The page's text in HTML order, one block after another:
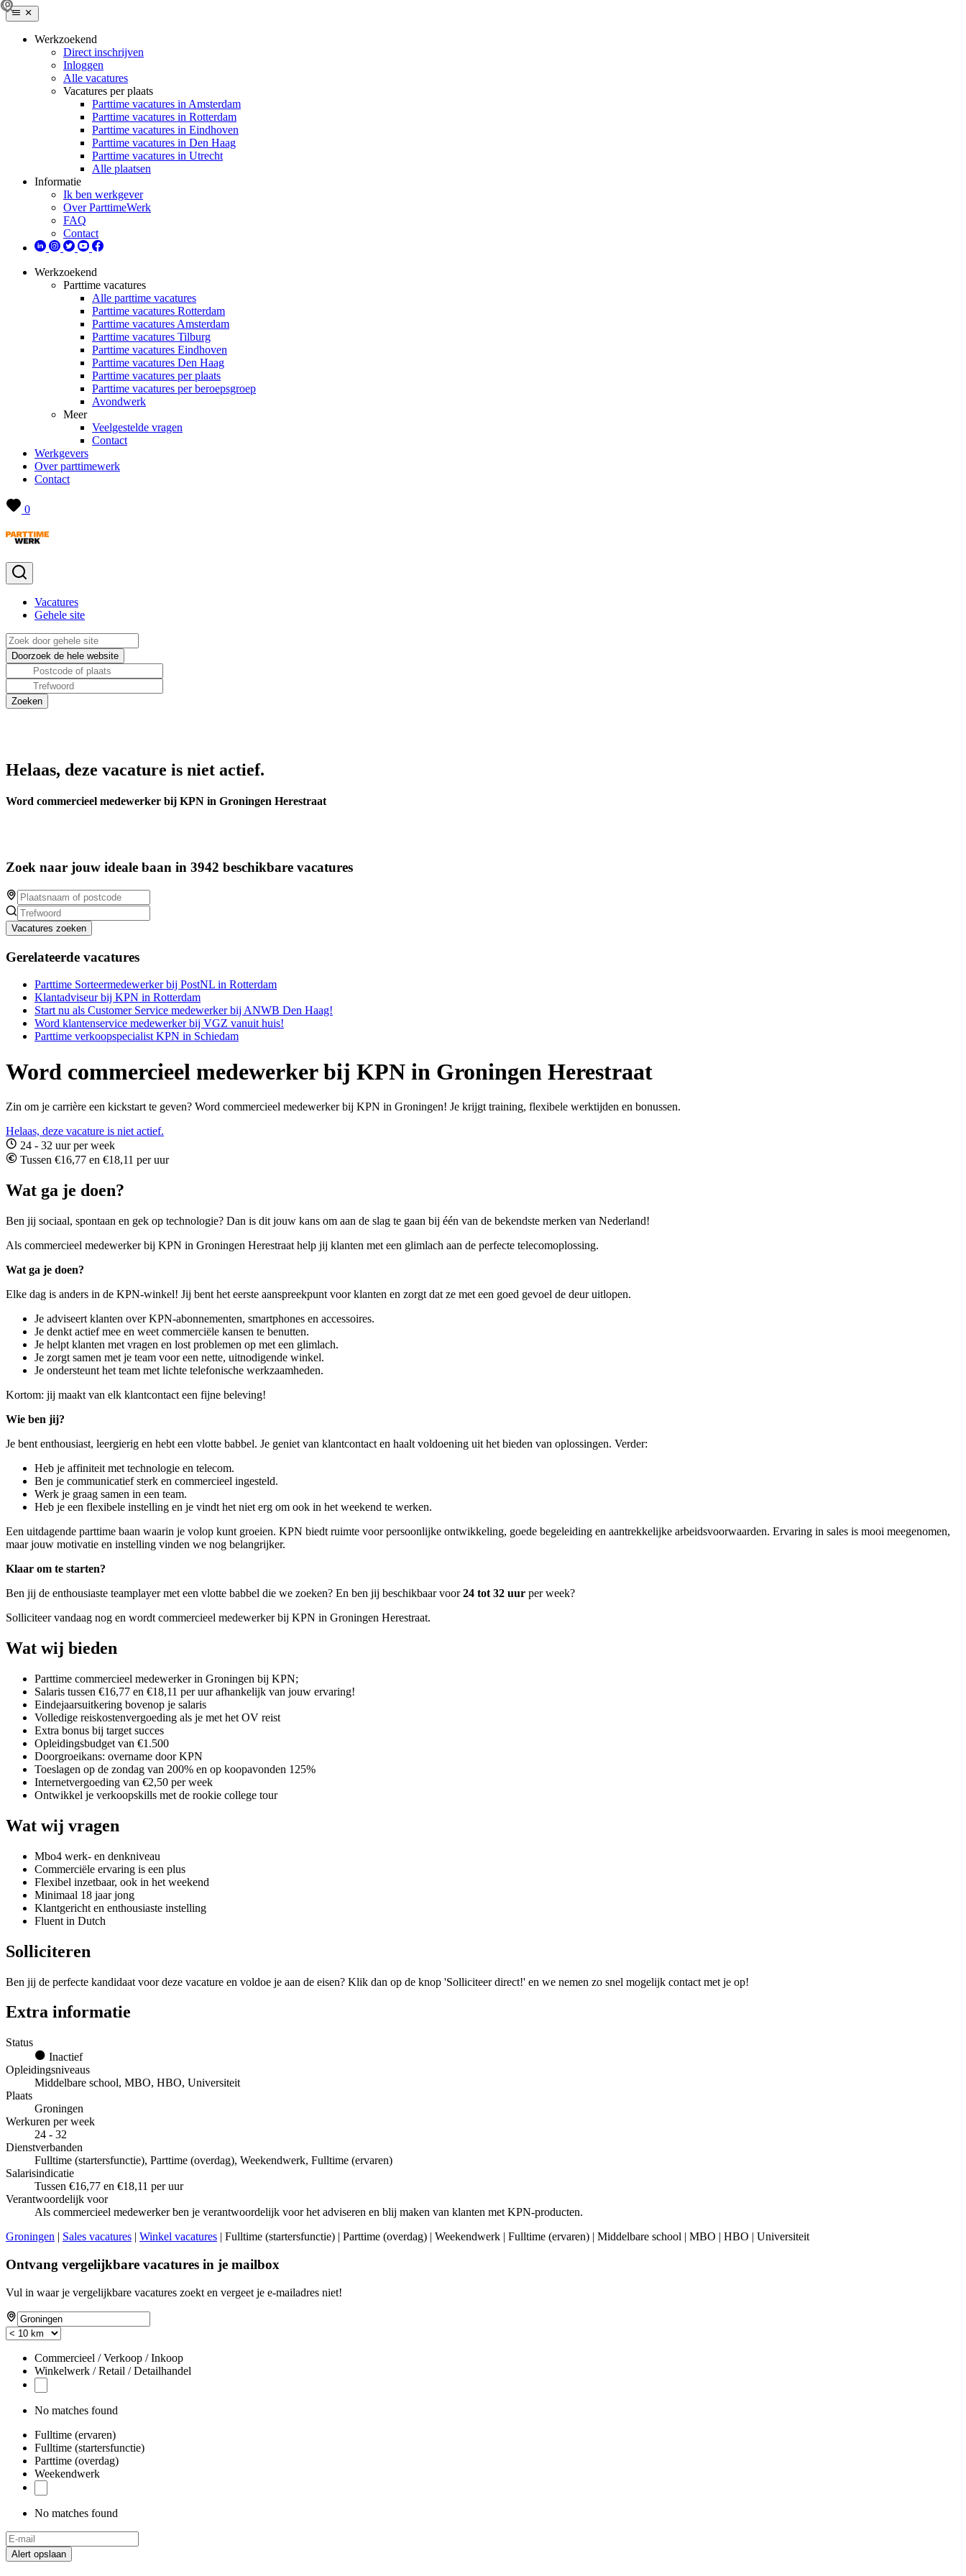
Werkzoekend
Direct inschrijven
Inloggen
Alle vacatures
Vacatures per plaats
Parttime vacatures in Amsterdam
Parttime vacatures in Rotterdam
Parttime vacatures in Eindhoven
Parttime vacatures in Den Haag
Parttime vacatures in Utrecht
Alle plaatsen
Informatie
Ik ben werkgever
Over ParttimeWerk
FAQ
Contact
Werkzoekend
Parttime vacatures
Alle parttime vacatures
Parttime vacatures Rotterdam
Parttime vacatures Amsterdam
Parttime vacatures Tilburg
Parttime vacatures Eindhoven
Parttime vacatures Den Haag
Parttime vacatures per plaats
Parttime vacatures per beroepsgroep
Avondwerk
Meer
Veelgestelde vragen
Contact
Werkgevers
Over parttimewerk
Contact
0
Vacatures
Gehele site
Helaas, deze vacature is niet actief.
Word commercieel medewerker bij KPN in Groningen Herestraat
Zoek naar jouw ideale baan in 3942 beschikbare vacatures
Vacatures zoeken
Gerelateerde vacatures
Parttime Sorteermedewerker bij PostNL in Rotterdam
Klantadviseur bij KPN in Rotterdam
Start nu als Customer Service medewerker bij ANWB Den Haag!
Word klantenservice medewerker bij VGZ vanuit huis!
Parttime verkoopspecialist KPN in Schiedam
Word commercieel medewerker bij KPN in Groningen Herestraat
Zin om je carrière een kickstart te geven? Word commercieel medewerker bij KPN in Groningen! Je krijgt training, flexibele werktijden en bonussen.
Helaas, deze vacature is niet actief.
24 - 32 uur per week
Tussen €16,77 en €18,11 per uur
Wat ga je doen?
Ben jij sociaal, spontaan en gek op technologie? Dan is dit jouw kans om aan de slag te gaan bij één van de bekendste merken van Nederland!
Als commercieel medewerker bij KPN in Groningen Herestraat help jij klanten met een glimlach aan de perfecte telecomoplossing.
Wat ga je doen?
Elke dag is anders in de KPN-winkel! Jij bent het eerste aanspreekpunt voor klanten en zorgt dat ze met een goed gevoel de deur uitlopen.
Je adviseert klanten over KPN-abonnementen, smartphones en accessoires.
Je denkt actief mee en weet commerciële kansen te benutten.
Je helpt klanten met vragen en lost problemen op met een glimlach.
Je zorgt samen met je team voor een nette, uitnodigende winkel.
Je ondersteunt het team met lichte telefonische werkzaamheden.
Kortom: jij maakt van elk klantcontact een fijne beleving!
Wie ben jij?
Je bent enthousiast, leergierig en hebt een vlotte babbel. Je geniet van klantcontact en haalt voldoening uit het bieden van oplossingen. Verder:
Heb je affiniteit met technologie en telecom.
Ben je communicatief sterk en commercieel ingesteld.
Werk je graag samen in een team.
Heb je een flexibele instelling en je vindt het niet erg om ook in het weekend te werken.
Een uitdagende parttime baan waarin je volop kunt groeien. KPN biedt ruimte voor persoonlijke ontwikkeling, goede begeleiding en aantrekkelijke arbeidsvoorwaarden. Ervaring in sales is mooi meegenomen,
maar jouw motivatie en instelling vinden we nog belangrijker.
Klaar om te starten?
Ben jij de enthousiaste teamplayer met een vlotte babbel die we zoeken? En ben jij beschikbaar voor24 tot 32 uur per week?
Solliciteer vandaag nog en wordt commercieel medewerker bij KPN in Groningen Herestraat.
Wat wij bieden
Parttime commercieel medewerker in Groningen bij KPN;
Salaris tussen €16,77 en €18,11 per uur afhankelijk van jouw ervaring!
Eindejaarsuitkering bovenop je salaris
Volledige reiskostenvergoeding als je met het OV reist
Extra bonus bij target succes
Opleidingsbudget van €1.500
Doorgroeikans: overname door KPN
Toeslagen op de zondag van 200% en op koopavonden 125%
Internetvergoeding van €2,50 per week
Ontwikkel je verkoopskills met de rookie college tour
Wat wij vragen
Mbo4 werk- en denkniveau
Commerciële ervaring is een plus
Flexibel inzetbaar, ook in het weekend
Minimaal 18 jaar jong
Klantgericht en enthousiaste instelling
Fluent in Dutch
Solliciteren
Ben jij de perfecte kandidaat voor deze vacature en voldoe je aan de eisen? Klik dan op de knop 'Solliciteer direct!' en we nemen zo snel mogelijk contact met je op!
Extra informatie
Status
Inactief
Opleidingsniveaus
Middelbare school, MBO, HBO, Universiteit
Plaats
Groningen
Werkuren per week
24 - 32
Dienstverbanden
Fulltime (startersfunctie), Parttime (overdag), Weekendwerk, Fulltime (ervaren)
Salarisindicatie
Tussen €16,77 en €18,11 per uur
Verantwoordelijk voor
Als commercieel medewerker ben je verantwoordelijk voor het adviseren en blij maken van klanten met KPN-producten.
Groningen | Sales vacatures | Winkel vacatures | Fulltime (startersfunctie) | Parttime (overdag) | Weekendwerk | Fulltime (ervaren) | Middelbare school | MBO | HBO | Universiteit
Ontvang vergelijkbare vacatures in je mailbox
Vul in waar je vergelijkbare vacatures zoekt en vergeet je e-mailadres niet!
Commercieel / Verkoop / Inkoop
Winkelwerk / Retail / Detailhandel
No matches found
Fulltime (ervaren)
Fulltime (startersfunctie)
Parttime (overdag)
Weekendwerk
No matches found
Alert opslaan